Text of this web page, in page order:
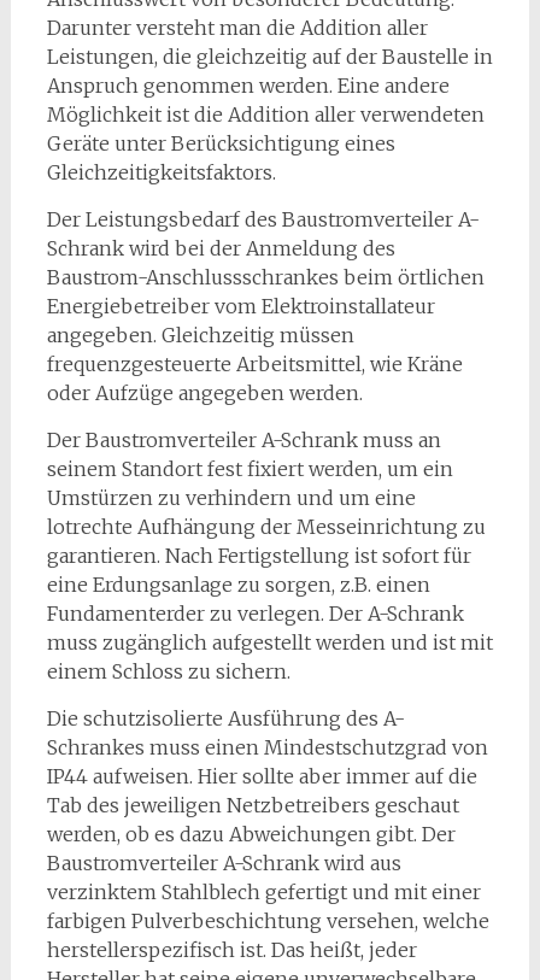
Darunter versteht man die Addition aller
Leistungen, die gleichzeitig auf der Baustelle in
Anspruch genommen werden. Eine andere
Möglichkeit ist die Addition aller verwendeten
Geräte unter Berücksichtigung eines
Gleichzeitigkeitsfaktors.
Der Leistungsbedarf des Baustromverteiler A-
Schrank wird bei der Anmeldung des
Baustrom-Anschlussschrankes beim örtlichen
Energiebetreiber vom Elektroinstallateur
angegeben. Gleichzeitig müssen
frequenzgesteuerte Arbeitsmittel, wie Kräne
oder Aufzüge angegeben werden.
Der Baustromverteiler A-Schrank muss an
seinem Standort fest fixiert werden, um ein
Umstürzen zu verhindern und um eine
lotrechte Aufhängung der Messeinrichtung zu
garantieren. Nach Fertigstellung ist sofort für
eine Erdungsanlage zu sorgen, z.B. einen
Fundamenterder zu verlegen. Der A-Schrank
muss zugänglich aufgestellt werden und ist mit
einem Schloss zu sichern.
Die schutzisolierte Ausführung des A-
Schrankes muss einen Mindestschutzgrad von
IP44 aufweisen. Hier sollte aber immer auf die
Tab des jeweiligen Netzbetreibers geschaut
werden, ob es dazu Abweichungen gibt. Der
Baustromverteiler A-Schrank wird aus
verzinktem Stahlblech gefertigt und mit einer
farbigen Pulverbeschichtung versehen, welche
herstellerspezifisch ist. Das heißt, jeder